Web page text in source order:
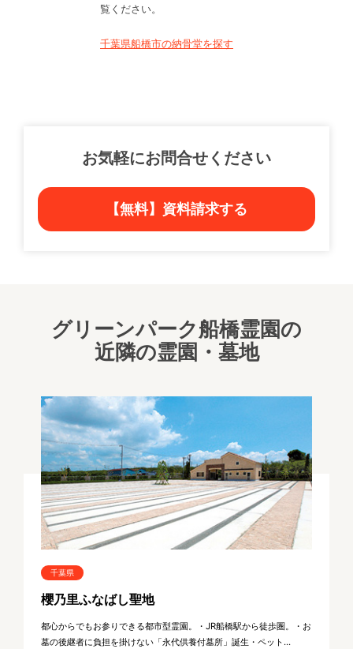
覧ください。
千葉県船橋市の納骨堂を探す
お気軽にお問合せください
【無料】資料請求する
グリーンパーク船橋霊園の
近隣の霊園・墓地
千葉県
櫻乃里ふなばし聖地
都心からでもお参りできる都市型霊園。・JR船橋駅から徒歩圏。・お
墓の後継者に負担を掛けない「永代供養付墓所」誕生・ペット...